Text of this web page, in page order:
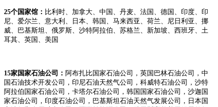
25个国家馆 ： 比利时、加拿大、中国、丹麦、法国、德国、印度、印
尼、爱尔兰、意大利、日本、韩国、马来西亚、荷兰、尼日利亚、挪
威、巴基斯坦、俄罗斯、沙特阿拉伯、苏格兰、新加坡、西班牙、土
耳其、英国、美国
1 5家国家石油公司： 阿布扎比国家石油公司，英国巴林石油公司 ， 中
国石油技术开发公司
，印尼石油天然气公司
，科威特石油公司，沙特
阿拉伯国家石油公司，卡塔尔石油公司，韩国国家石油公司，沙迦国
家石油公司， 印度石油公司 ， 巴基斯坦石油天然气发展公司，日本国